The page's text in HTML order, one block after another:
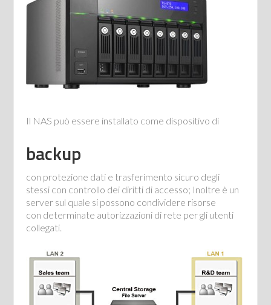
Il NAS può essere installato come dispositivo di
backup
con protezione dati e trasferimento sicuro degli
stessi con controllo dei diritti di accesso; Inoltre è un
server sul quale si possono condividere risorse
con determinate autorizzazioni di rete per gli utenti
collegati.